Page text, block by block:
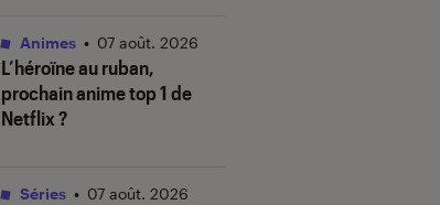
L’héroïne au ruban,
prochain anime top 1 de
Netflix ?
Animes • 07 août. 2026
Séries • 07 août. 2026